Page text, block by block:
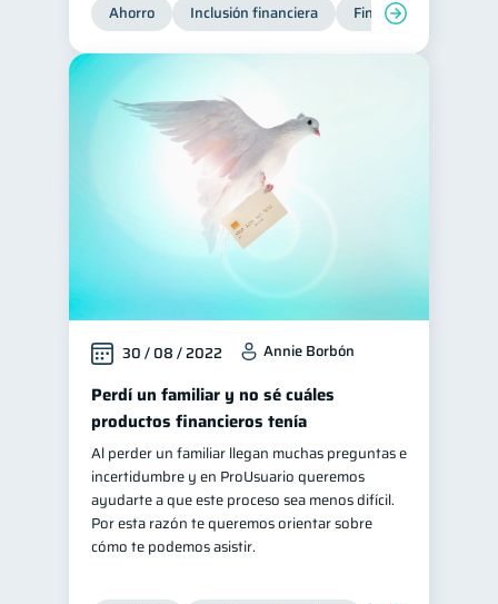
Ahorro Inclusión financiera Finanzas para jóvenes
30 / 08 / 2022 Annie Borbón
Perdí un familiar y no sé cuáles
productos financieros tenía
Al perder un familiar llegan muchas preguntas e
incertidumbre y en ProUsuario queremos
ayudarte a que este proceso sea menos difícil.
Por esta razón te queremos orientar sobre
cómo te podemos asistir.